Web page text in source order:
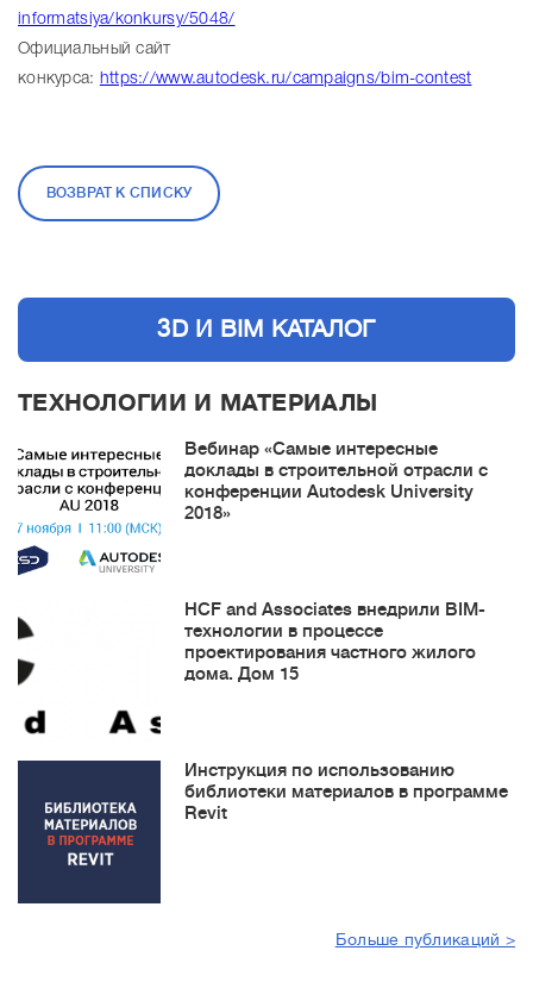
informatsiya/konkursy/5048/
Официальный сайт
конкурса: https://www.autodesk.ru/campaigns/bim-contest
ВОЗВРАТ К СПИСКУ
3D И BIM КАТАЛОГ
ТЕХНОЛОГИИ И МАТЕРИАЛЫ
Вебинар «Самые интересные
доклады в строительной отрасли с
конференции Autodesk University
2018»
HCF and Associates внедрили BIM-
технологии в процессе
проектирования частного жилого
дома. Дом 15
Инструкция по использованию
библиотеки материалов в программе
Revit
Больше публикаций >